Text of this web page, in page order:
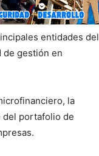
entidades del
de gestión en
la
del portafolio de